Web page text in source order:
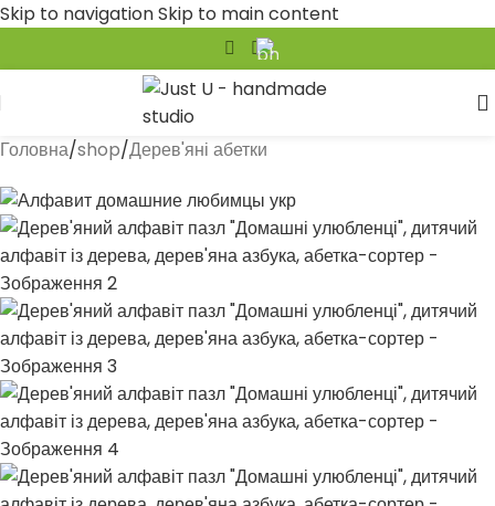
Skip to navigationSkip to main content
Головна/shop/Дерев'яні абетки